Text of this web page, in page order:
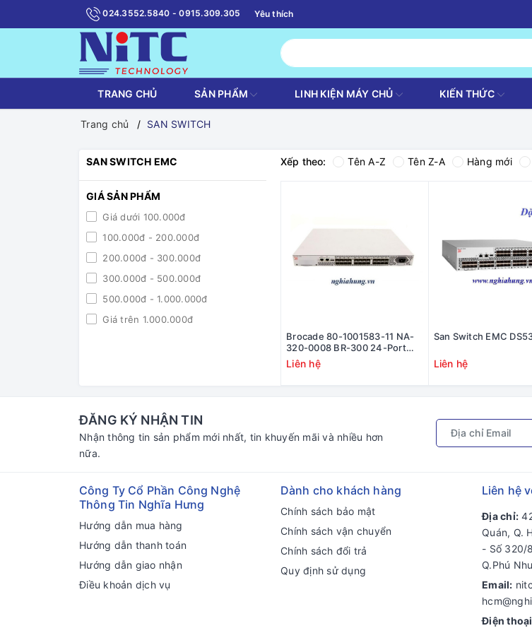
024.3552.5840 - 0915.309.305 Yêu thích
TRANG CHỦ SẢN PHẨM LINH KIỆN MÁY CHỦ KIẾN THỨC
Trang chủ SAN SWITCH
SAN SWITCH EMC
GIÁ SẢN PHẨM
Giá dưới 100.000đ
100.000đ - 200.000đ
200.000đ - 300.000đ
300.000đ - 500.000đ
500.000đ - 1.000.000đ
Giá trên 1.000.000đ
Xếp theo: Tên A-Z Tên Z-A Hàng mới
Brocade 80-1001583-11 NA-
320-0008 BR-300 24-Port
Fibre Channel Switch 16
Active (16x Module Brocade
Liên hệ
San Switch EMC
Liên hệ
ĐĂNG KÝ NHẬN TIN
Nhận thông tin sản phẩm mới nhất, tin khuyến mãi và nhiều hơn
nữa.
Công Ty Cổ Phần Công Nghệ
Thông Tin Nghĩa Hưng
Hướng dẫn mua hàng
Hướng dẫn thanh toán
Hướng dẫn giao nhận
Điều khoản dịch vụ
Dành cho khách hàng
Chính sách bảo mật
Chính sách vận chuyển
Chính sách đổi trả
Quy định sử dụng
Liên hệ
Địa chỉ:
Quán, Q.
- Số 320/
Q.Phú
Email:
Điện